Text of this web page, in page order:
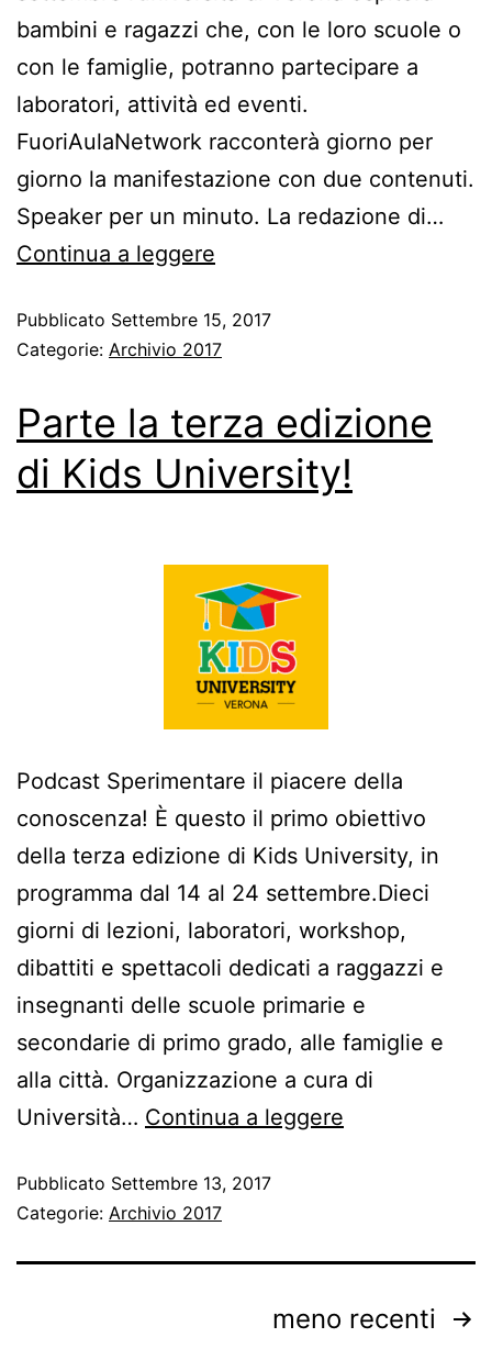
bambini e ragazzi che, con le loro scuole o
con le famiglie, potranno partecipare a
laboratori, attività ed eventi.
FuoriAulaNetwork racconterà giorno per
giorno la manifestazione con due contenuti.
Speaker per un minuto. La redazione di…
Continua a leggere
Pubblicato Settembre 15, 2017
Categorie: Archivio 2017
Parte la terza edizione
di Kids University!
Podcast Sperimentare il piacere della
conoscenza! È questo il primo obiettivo
della terza edizione di Kids University, in
programma dal 14 al 24 settembre.Dieci
giorni di lezioni, laboratori, workshop,
dibattiti e spettacoli dedicati a raggazzi e
insegnanti delle scuole primarie e
secondarie di primo grado, alle famiglie e
alla città. Organizzazione a cura di
Università… Continua a leggere
Pubblicato Settembre 13, 2017
Categorie: Archivio 2017
meno recenti